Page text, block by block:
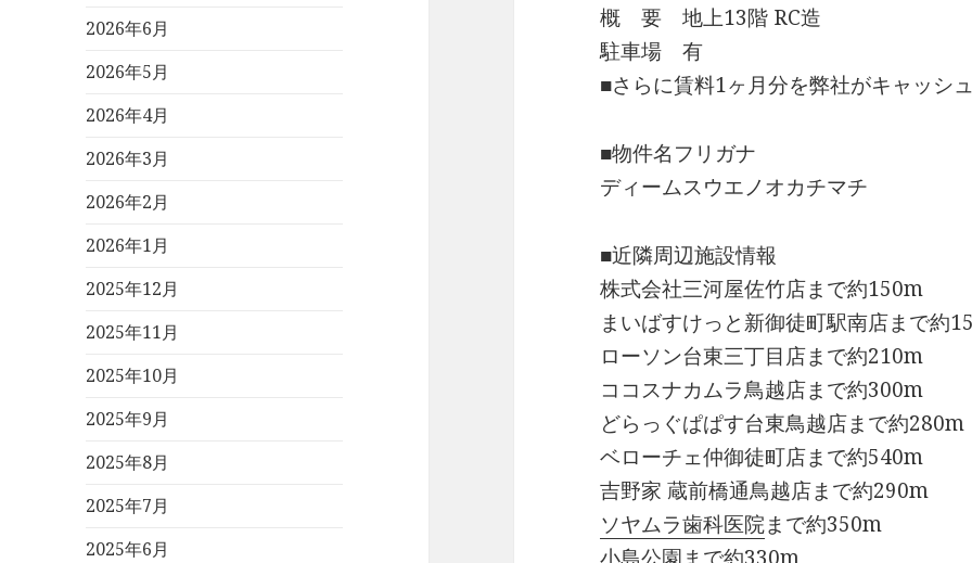
2026年6月
2026年5月
2026年4月
2026年3月
2026年2月
2026年1月
2025年12月
2025年11月
2025年10月
2025年9月
2025年8月
2025年7月
2025年6月
概 要 地上13階 RC造
駐車場 有
■さらに賃料1ヶ月分を弊社がキャッシ
■物件名フリガナ
ディームスウエノオカチマチ
■近隣周辺施設情報
株式会社三河屋佐竹店まで約150m
まいばすけっと新御徒町駅南店まで約
ローソン台東三丁目店まで約210m
ココスナカムラ鳥越店まで約300m
どらっぐぱぱす台東鳥越店まで約280m
ベローチェ仲御徒町店まで約540m
吉野家 蔵前橋通鳥越店まで約290m
ソヤムラ歯科医院まで約350m